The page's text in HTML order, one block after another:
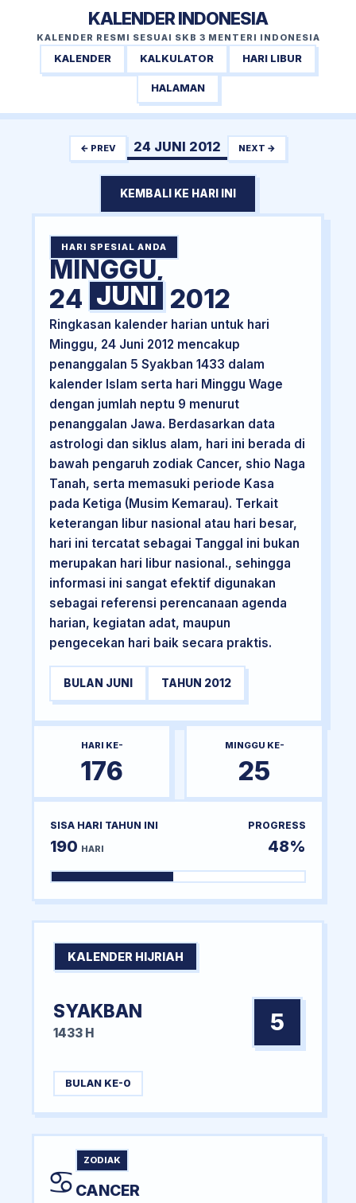
KALENDER INDONESIA
KALENDER RESMI SESUAI SKB 3 MENTERI INDONESIA
KALENDER KALKULATOR HARI LIBUR
HALAMAN
← PREV 24 JUNI 2012 NEXT →
KEMBALI KE HARI INI
HARI SPESIAL ANDA
MINGGU,
24 JUNI 2012
Ringkasan kalender harian untuk hari
Minggu, 24 Juni 2012 mencakup
penanggalan 5 Syakban 1433 dalam
kalender Islam serta hari Minggu Wage
dengan jumlah neptu 9 menurut
penanggalan Jawa. Berdasarkan data
astrologi dan siklus alam, hari ini berada di
bawah pengaruh zodiak Cancer, shio Naga
Tanah, serta memasuki periode Kasa
pada Ketiga (Musim Kemarau). Terkait
keterangan libur nasional atau hari besar,
hari ini tercatat sebagai Tanggal ini bukan
merupakan hari libur nasional., sehingga
informasi ini sangat efektif digunakan
sebagai referensi perencanaan agenda
harian, kegiatan adat, maupun
pengecekan hari baik secara praktis.
BULAN JUNI TAHUN 2012
HARI KE-
176
MINGGU KE-
25
SISA HARI TAHUN INI
190 HARI
PROGRESS
48%
KALENDER HIJRIAH
SYAKBAN
1433 H 5
BULAN KE-0
♋
ZODIAK
CANCER